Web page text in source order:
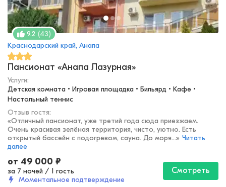
9.2 (43)
Краснодарский край, Анапа
Пансионат «Анапа Лазурная»
Услуги:
Детская комната • Игровая площадка • Бильярд • Кафе •
Настольный теннис
Отзыв гостя:
«Отличный пансионат, уже третий года сюда приезжаем.
Очень красивая зелёная территория, чисто, уютно. Есть
открытый бассейн с подогревом, сауна. До моря...» Читать
далее
от 49 000 ₽
за 7 ночей / 1 гость
Моментальное подтверждение
Смотреть